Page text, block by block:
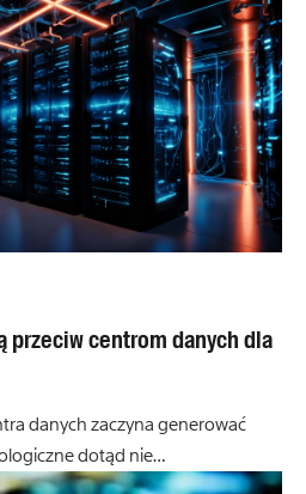
przeciw centrom danych dla
danych zaczyna generować
dotąd nie…